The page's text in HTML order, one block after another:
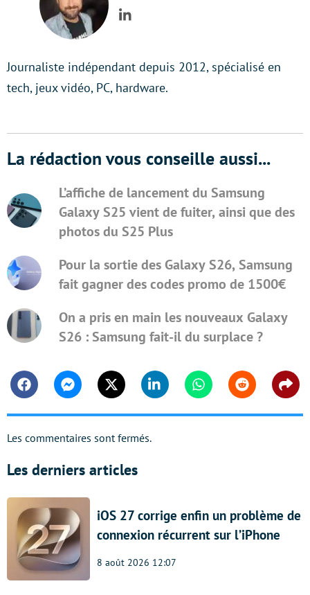
LinkedIn
Journaliste indépendant depuis 2012, spécialisé en
tech, jeux vidéo, PC, hardware.
La rédaction vous conseille aussi...
L’affiche de lancement du Samsung
Galaxy S25 vient de fuiter, ainsi que des
photos du S25 Plus
Pour la sortie des Galaxy S26, Samsung
fait gagner des codes promo de 1500€
On a pris en main les nouveaux Galaxy
S26 : Samsung fait-il du surplace ?
FacebookMessengerTwitter Linkedin WhatsappReddit
Les commentaires sont fermés.
Les derniers articles
iOS 27 corrige enfin un problème de
connexion récurrent sur l’iPhone
8 août 2026 12:07